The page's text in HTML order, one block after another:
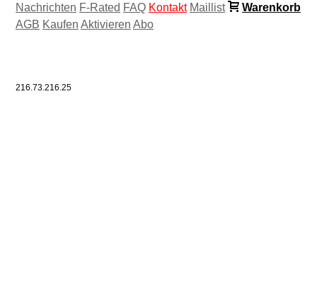
Nachrichten F-Rated FAQ Kontakt Maillist
Warenkorb
AGB Kaufen Aktivieren Abo
216.73.216.25